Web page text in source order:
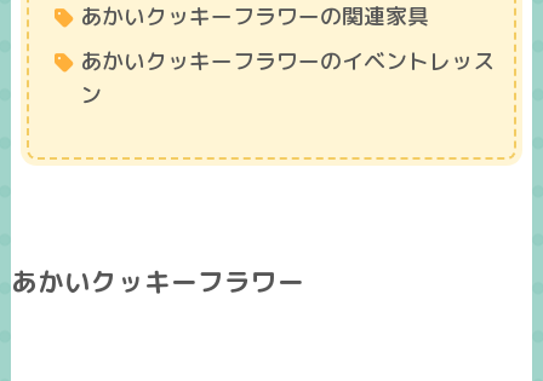
あかいクッキーフラワーの関連家具
あかいクッキーフラワーのイベントレッス
ン
あかいクッキーフラワー